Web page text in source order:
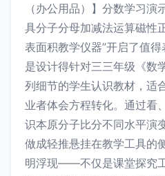
（办公用品）】分数学习
具分子分母加减法运算磁性
表面积教学仪器”开启了值
是设计得针对三三年级《数
列细节的学生认识教材，适
业者体会方程转化。通过看
识本原分子比分不同水平演
做成轻推悬挂在教学工具的
明浮现——不仅是课堂探究